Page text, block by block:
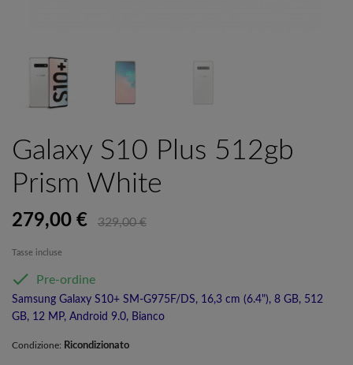
Galaxy S10 Plus 512gb
Prism White
279,00 € 329,00 €
Tasse incluse
 Pre-ordine
Samsung Galaxy S10+ SM-G975F/DS, 16,3 cm (6.4"), 8 GB, 512
GB, 12 MP, Android 9.0, Bianco
Condizione: Ricondizionato